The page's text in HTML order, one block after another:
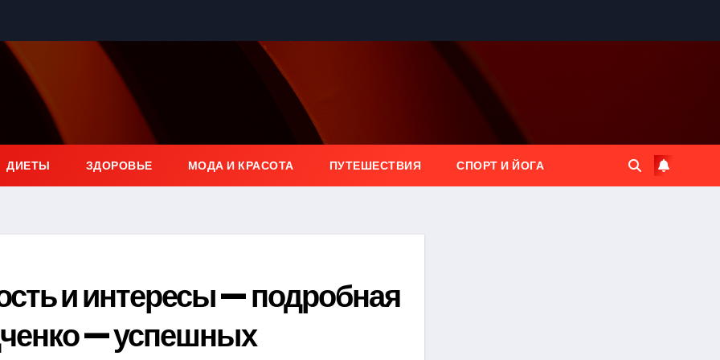
ДИЕТЫ ЗДОРОВЬЕ МОДА И КРАСОТА ПУТЕШЕСТВИЯ СПОРТ И ЙОГА
и интересы — подробная
— успешных